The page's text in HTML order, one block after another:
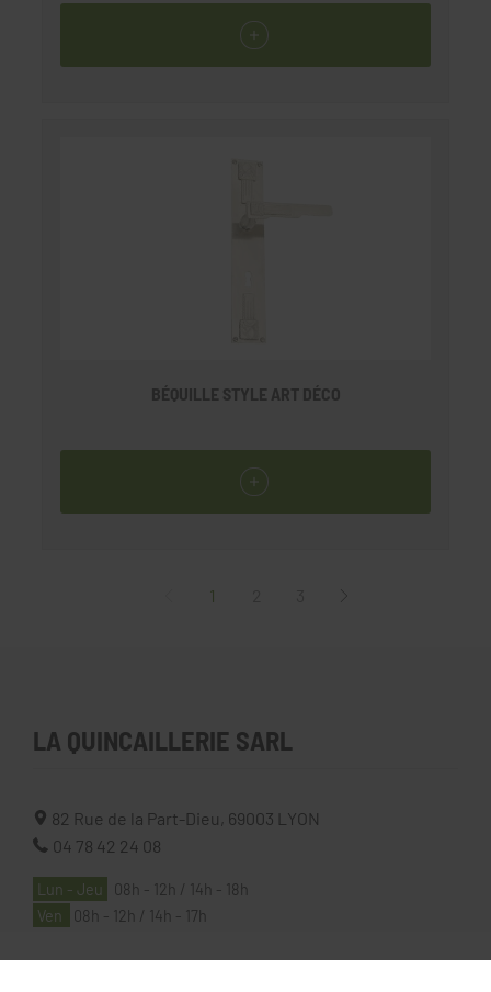
BÉQUILLE STYLE ART DÉCO
1
LA QUINCAILLERIE SARL
82 Rue de la Part-Dieu, 69003
LYON
04 78 42 24 08
Lun - Jeu
08h - 12h / 14h - 18h
Ven
08h - 12h / 14h - 17h